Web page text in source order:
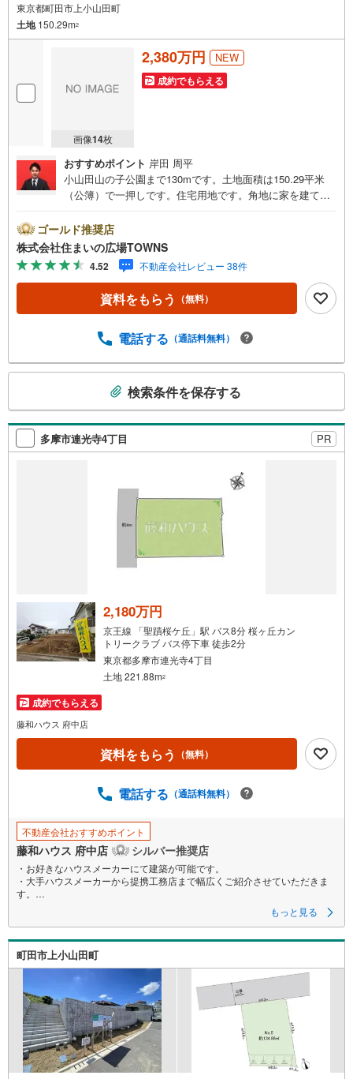
東京都町田市上小山田町
土地150.29m2
画像14枚
2,380万円 NEW
成約でもらえる
おすすめポイント 岸田 周平
小山田山の子公園まで130mです。土地面積は150.29平米
（公簿）で一押しです。住宅用地です。角地に家を建て
考えの方にイチオシの売地がこちらです。平坦地なので、
傾斜地よりも工事費をダウンさせやすいですよ。高層ビル
などの大規模な建物が立ちにくい第一種低層住居専用地域
なので、将来も静かに生活することができますよ。【年中
無休/9:00～21:00】人気物件は特にお問い合わせが集中す
るため、お早めにお電話下さい。「室内・現地を見学す
他、各種ご相談も承っております。○住宅ローンのご相談○
らお客様へ経験豊富なスタッフが親身になってお客様に合
った物件をご紹介させて頂きます！ /他社様掲載物件も併せ
てご紹介可能ですのでお気軽にお問い合わせ下さい♪駐車
場もございますので、お車でのお越しも大歓迎です！
ゴールド推奨店
株式会社住まいの広場TOWNS
4.52 不動産会社レビュー 38件
資料をもらう （無料）
電話する （通話料無料）
検
索
条
る
条
件
マ
イ
ペ
ー
る
検索条件を保存する
多摩市連光寺4丁目 PR
2,180万円
京王線 「聖蹟桜ケ丘」駅 バス8分 桜ヶ丘カン
トリークラブ バス停下車 徒歩2分
東京都多摩市連光寺4丁目
土地 221.88m2
成約でもらえる
藤和ハウス 府中店
資料をもらう （無料）
電話する （通話料無料）
不動産会社おすすめポイント
藤和ハウス 府中店 シルバー推奨店
・お好きなハウスメーカーにて建築が可能です。
・大手ハウスメーカーから提携工務店まで幅広くご紹介させていただきま
す。
もっと見る
町田市上小山田町